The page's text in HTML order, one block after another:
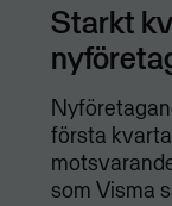
Starkt
första
som Visma